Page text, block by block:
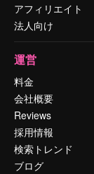
アフィリエイト
法人向け
運営
料金
会社概要
Reviews
採用情報
検索トレンド
ブログ